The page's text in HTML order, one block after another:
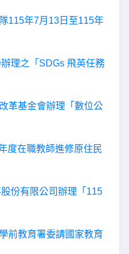
115年7月13日至115年
理之「SDGs 飛英任務
革基金會辦理「數位公
度在職教師進修原住民
份有限公司辦理「115
前教育署委請國家教育